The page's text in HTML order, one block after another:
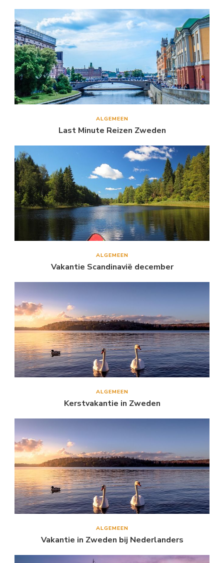
ALGEMEEN
Last Minute Reizen Zweden
ALGEMEEN
Vakantie Scandinavië december
ALGEMEEN
Kerstvakantie in Zweden
ALGEMEEN
Vakantie in Zweden bij Nederlanders